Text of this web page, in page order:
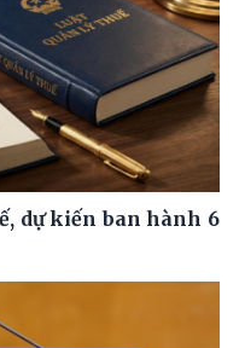
dự kiến ban hành 6